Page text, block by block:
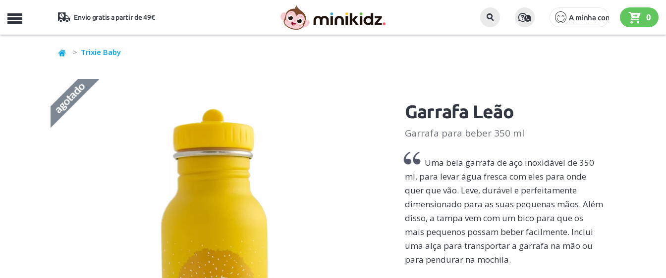
MENU A minha conta
Envio gratis a partir de 49€ 0
Trixie Baby
Garrafa Leão
Garrafa para beber 350 ml
Uma bela garrafa de aço inoxidável de 350
ml, para levar água fresca com eles para onde
quer que vão. Leve, durável e perfeitamente
dimensionado para as suas pequenas mãos. Além
disso, a tampa vem com um bico para que os
mais pequenos possam beber facilmente. Inclui
uma alça para transportar a garrafa na mão ou
para pendurar na mochila.